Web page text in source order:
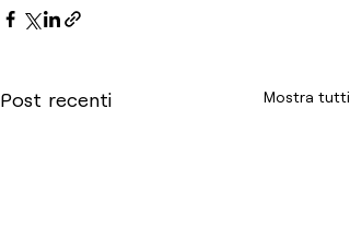
Post recenti Mostra tutti